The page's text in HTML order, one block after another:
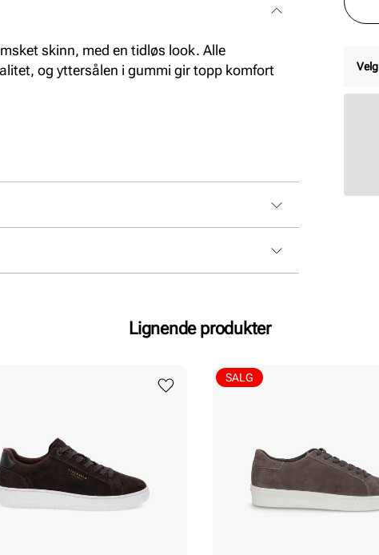
skinn, med en tidløs look. Alle
og yttersålen i gummi gir topp komfort
Lignende produkter
SALG